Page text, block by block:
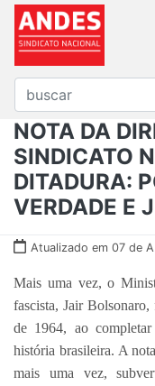
NOTA DA
SINDICATO
DITADURA:
VERDADE E
Atualizado em 07 de
Mais uma vez, o
fascista, Jair
de 1964, ao
história brasileira. A
mais uma vez,